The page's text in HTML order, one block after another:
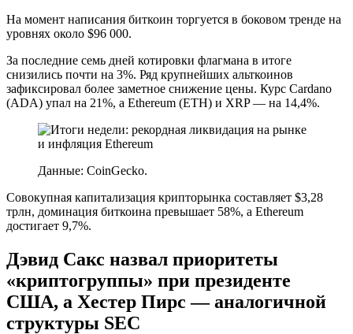
На момент написания биткоин торгуется в боковом тренде на
уровнях около $96 000.
За последние семь дней котировки флагмана в итоге
снизились почти на 3%. Ряд крупнейших альткоинов
зафиксировал более заметное снижение цены. Курс Cardano
(ADA) упал на 21%, а Ethereum (ETH) и XRP — на 14,4%.
Данные: CoinGecko.
Совокупная капитализация крипторынка составляет $3,28
трлн, доминация биткоина превышает 58%, а Ethereum
достигает 9,7%.
Дэвид Сакс назвал приоритеты
«криптогруппы» при президенте
США, а Хестер Пирс — аналогичной
структуры SEC